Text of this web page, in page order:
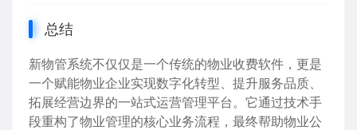
总结
新物管系统不仅仅是一个传统的物业收费软件，更是
一个赋能物业企业实现数字化转型、提升服务品质、
拓展经营边界的一站式运营管理平台。它通过技术手
段重构了物业管理的核心业务流程，最终帮助物业公